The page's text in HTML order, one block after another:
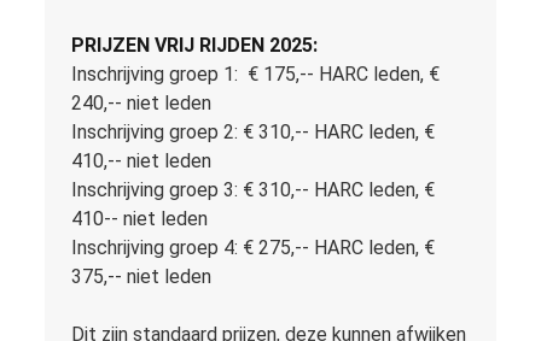
PRIJZEN VRIJ RIJDEN 2025:
Inschrijving groep 1: € 175,-- HARC leden, €
240,-- niet leden
Inschrijving groep 2: € 310,-- HARC leden, €
410,-- niet leden
Inschrijving groep 3: € 310,-- HARC leden, €
410-- niet leden
Inschrijving groep 4: € 275,-- HARC leden, €
375,-- niet leden
Dit zijn standaard prijzen, deze kunnen afwijken